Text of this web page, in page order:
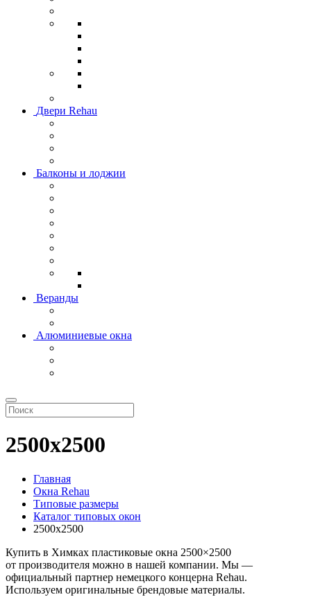
Двери Rehau
Балконы и лоджии
Веранды
Алюминиевые окна
2500х2500
Главная
Окна Rehau
Типовые размеры
Каталог типовых окон
2500х2500
Купить в Химках пластиковые окна 2500×2500
от производителя можно в нашей компании. Мы —
официальный партнер немецкого концерна Rehau.
Используем оригинальные брендовые материалы.